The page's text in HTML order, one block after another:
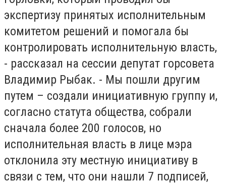
экспертизу принятых исполнительным
комитетом решений и помогала бы
контролировать исполнительную власть,
- рассказал на сессии депутат горсовета
Владимир Рыбак. - Мы пошли другим
путем – создали инициативную группу и,
согласно статута общества, собрали
сначала более 200 голосов, но
исполнительная власть в лице мэра
отклонила эту местную инициативу в
связи с тем, что они нашли 7 подписей,